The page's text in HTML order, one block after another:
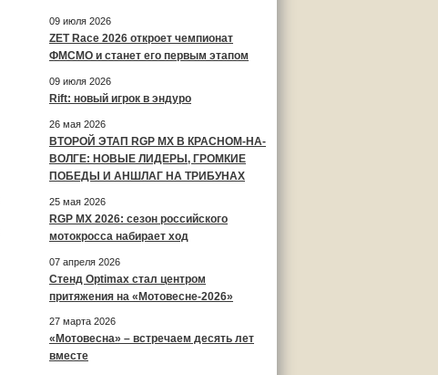
09 июля 2026
ZET Race 2026 откроет чемпионат
ФМСМО и станет его первым этапом
09 июля 2026
Rift: новый игрок в эндуро
26 мая 2026
ВТОРОЙ ЭТАП RGP MX В КРАСНОМ-НА-
ВОЛГЕ: НОВЫЕ ЛИДЕРЫ, ГРОМКИЕ
ПОБЕДЫ И АНШЛАГ НА ТРИБУНАХ
25 мая 2026
RGP MX 2026: сезон российского
мотокросса набирает ход
07 апреля 2026
Стенд Optimax стал центром
притяжения на «Мотовесне-2026»
27 марта 2026
«Мотовесна» – встречаем десять лет
вместе